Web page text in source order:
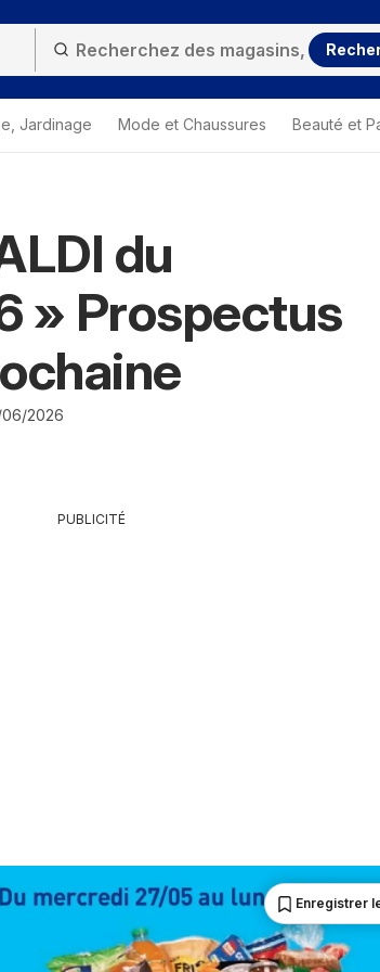
Jardinage Mode et Chaussures Beauté et
du
» Prospectus
2026
PUBLICITÉ
Enregistrer